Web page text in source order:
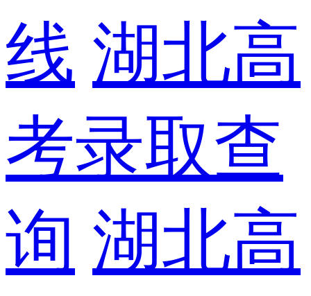
线 湖北高
考录取查
询 湖北高